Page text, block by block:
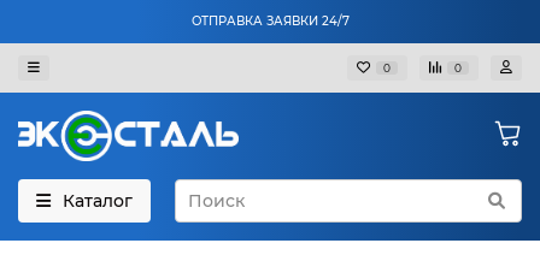
ОТПРАВКА ЗАЯВКИ 24/7
0 0
Каталог